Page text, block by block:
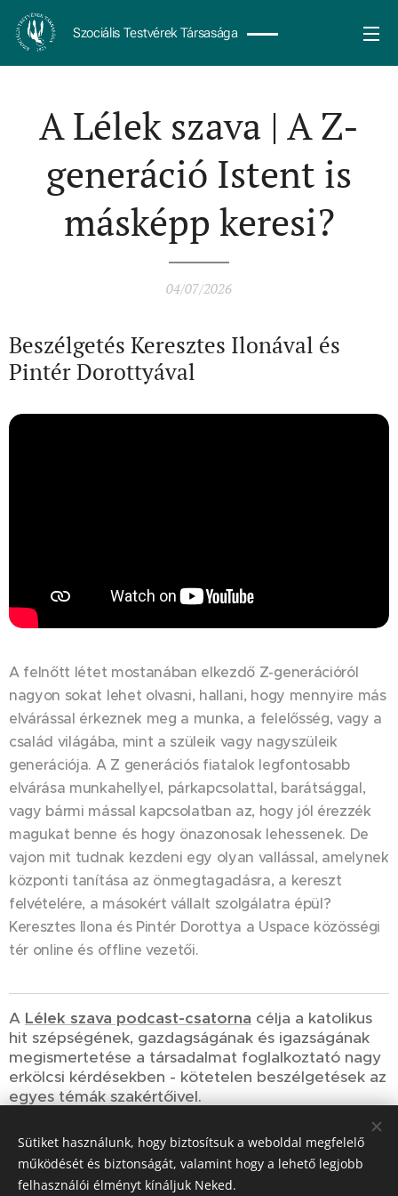
Szociális Testvérek Társasága
A Lélek szava | A Z-
generáció Istent is
másképp keresi?
04/07/2026
Beszélgetés Keresztes Ilonával és
Pintér Dorottyával
A felnőtt létet mostanában elkezdő Z-generációról
nagyon sokat lehet olvasni, hallani, hogy mennyire más
elvárással érkeznek meg a munka, a felelősség, vagy a
család világába, mint a szüleik vagy nagyszüleik
generációja. A Z generációs fiatalok legfontosabb
elvárása munkahellyel, párkapcsolattal, barátsággal,
vagy bármi mással kapcsolatban az, hogy jól érezzék
magukat benne és hogy önazonosak lehessenek. De
vajon mit tudnak kezdeni egy olyan vallással, amelynek
központi tanítása az önmegtagadásra, a kereszt
felvételére, a másokért vállalt szolgálatra épül?
Keresztes Ilona és Pintér Dorottya a Uspace közösségi
tér online és offline vezetői.
A Lélek szava podcast-csatorna célja a katolikus
hit szépségének, gazdagságának és igazságának
megismertetése a társadalmat foglalkoztató nagy
erkölcsi kérdésekben - kötetelen beszélgetések az
egyes témák szakértőivel.
Share
Sütiket használunk, hogy biztosítsuk a weboldal megfelelő
működését és biztonságát, valamint hogy a lehető legjobb
felhasználói élményt kínáljuk Neked.